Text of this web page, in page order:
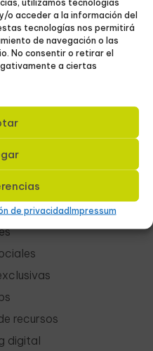
utilizamos tecnologías
o acceder a la información del
tecnologías nos permitirá
de navegación o las
No consentir o retirar el
a ciertas
de privacidadImpressum
digital
recursos
digital